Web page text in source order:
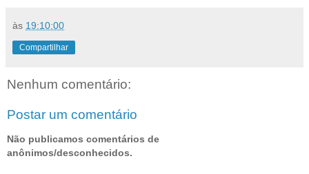
às 19:10:00
Compartilhar
Nenhum comentário:
Postar um comentário
Não publicamos comentários de
anônimos/desconhecidos.